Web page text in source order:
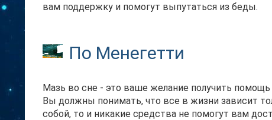
вам поддержку и помогут выпутаться из беды.
По Менегетти
Мазь во сне - это ваше желание получить помощь
Вы должны понимать, что все в жизни зависит
собой, то и никакие средства не помогут вам